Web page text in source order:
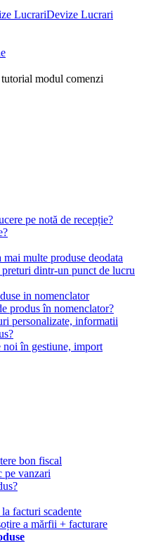
Devize Lucrari
tutorial modul comenzi
pe notă de recepție?
multe produse deodata
preturi dintr-un punct de lucru
in nomenclator
produs în nomenclator?
personalizate, informatii
noi în gestiune, import
bon fiscal
pe vanzari
facturi scadente
a mărfii + facturare